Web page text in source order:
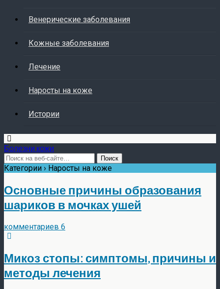
Венерические заболевания
Кожные заболевания
Лечение
Наросты на коже
Истории
Болезни кожи
Категории › Наросты на коже
Основные причины образования
шариков в мочках ушей
комментариев 6
Микоз стопы: симптомы, причины и
методы лечения